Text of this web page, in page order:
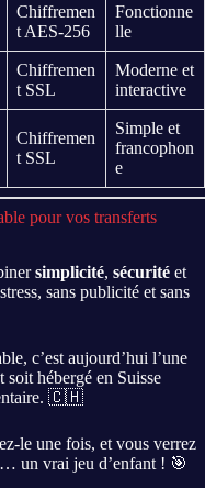
Chiffremen
t AES-256
Fonctionne
lle
Chiffremen
t SSL
Moderne et
interactive
Chiffremen
t SSL
Simple et
francophon
e
pour vos transferts
simplicité, sécurité et
sans publicité et sans
c’est aujourd’hui l’une
hébergé en Suisse
🇨🇭
le une fois, et vous verrez
un vrai jeu d’enfant ! 🎯